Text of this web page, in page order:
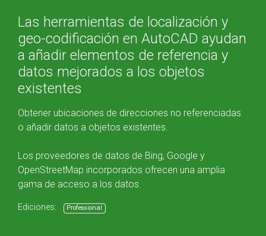
Las herramientas de localización y
geo-codificación en AutoCAD ayudan
a añadir elementos de referencia y
datos mejorados a los objetos
existentes
Obtener ubicaciones de direcciones no referenciadas
o añadir datos a objetos existentes.
Los proveedores de datos de Bing, Google y
OpenStreetMap incorporados ofrecen una amplia
gama de acceso a los datos.
Ediciones: Professional